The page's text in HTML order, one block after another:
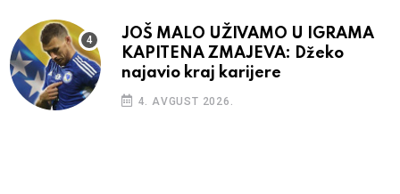
JOŠ MALO UŽIVAMO U IGRAMA
KAPITENA ZMAJEVA: Džeko
najavio kraj karijere
4. AVGUST 2026.